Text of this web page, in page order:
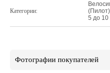
Категории:
(Пилот)
5 до 10
Фотографии покупателей